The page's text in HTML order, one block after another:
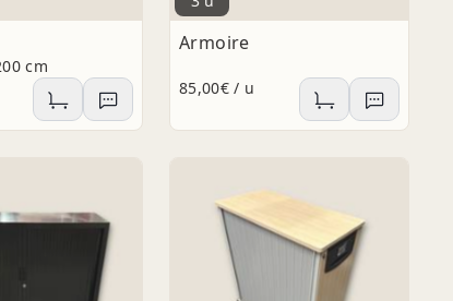
cm
Armoire
85,00€ / u